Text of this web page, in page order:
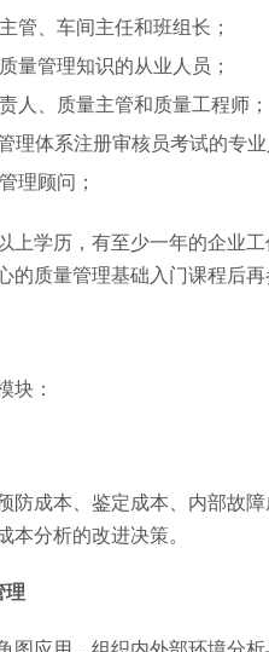
管、车间主任和班组长；
量管理知识的从业人员；
人、质量主管和质量工程师；
理体系注册审核员考试的专业
理顾问；
上学历，有至少一年的企业
的质量管理基础入门课程后再
块：
防成本、鉴定成本、内部故
本分析的改进决策。
理